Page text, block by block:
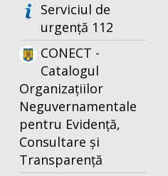
Serviciul de
urgență 112
CONECT -
Catalogul
Organizațiilor
Neguvernamentale
pentru Evidență,
Consultare și
Transparență